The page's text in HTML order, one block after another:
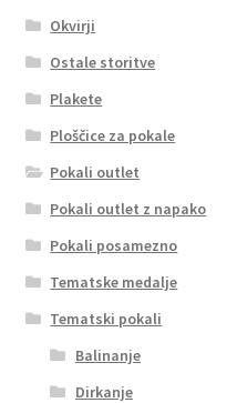
Okvirji
Ostale storitve
Plakete
Ploščice za pokale
Pokali outlet
Pokali outlet z napako
Pokali posamezno
Tematske medalje
Tematski pokali
Balinanje
Dirkanje